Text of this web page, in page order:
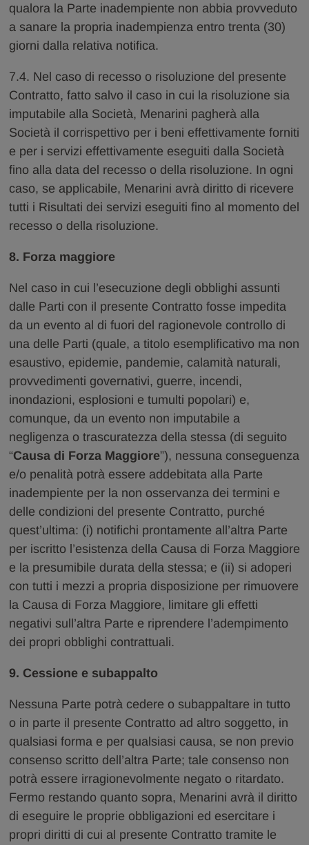
qualora la Parte inadempiente non abbia provveduto
a sanare la propria inadempienza entro trenta (30)
giorni dalla relativa notifica.
7.4. Nel caso di recesso o risoluzione del presente
Contratto, fatto salvo il caso in cui la risoluzione sia
imputabile alla Società, Menarini pagherà alla
Società il corrispettivo per i beni effettivamente forniti
e per i servizi effettivamente eseguiti dalla Società
fino alla data del recesso o della risoluzione. In ogni
caso, se applicabile, Menarini avrà diritto di ricevere
tutti i Risultati dei servizi eseguiti fino al momento del
recesso o della risoluzione.
8. Forza maggiore
Nel caso in cui l’esecuzione degli obblighi assunti
dalle Parti con il presente Contratto fosse impedita
da un evento al di fuori del ragionevole controllo di
una delle Parti (quale, a titolo esemplificativo ma non
esaustivo, epidemie, pandemie, calamità naturali,
provvedimenti governativi, guerre, incendi,
inondazioni, esplosioni e tumulti popolari) e,
comunque, da un evento non imputabile a
negligenza o trascuratezza della stessa (di seguito
“Causa di Forza Maggiore”), nessuna conseguenza
e/o penalità potrà essere addebitata alla Parte
inadempiente per la non osservanza dei termini e
delle condizioni del presente Contratto, purché
quest’ultima: (i) notifichi prontamente all’altra Parte
per iscritto l’esistenza della Causa di Forza Maggiore
e la presumibile durata della stessa; e (ii) si adoperi
con tutti i mezzi a propria disposizione per rimuovere
la Causa di Forza Maggiore, limitare gli effetti
negativi sull’altra Parte e riprendere l’adempimento
dei propri obblighi contrattuali.
9. Cessione e subappalto
Nessuna Parte potrà cedere o subappaltare in tutto
o in parte il presente Contratto ad altro soggetto, in
qualsiasi forma e per qualsiasi causa, se non previo
consenso scritto dell’altra Parte; tale consenso non
potrà essere irragionevolmente negato o ritardato.
Fermo restando quanto sopra, Menarini avrà il diritto
di eseguire le proprie obbligazioni ed esercitare i
propri diritti di cui al presente Contratto tramite le